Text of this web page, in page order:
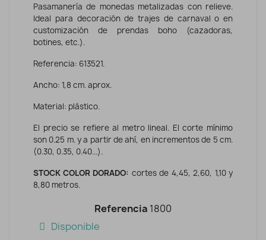
Pasamanería de monedas metalizadas con relieve.
Ideal para decoración de trajes de carnaval o en
customización de prendas boho (cazadoras,
botines, etc.).
Referencia: 613521.
Ancho: 1,8 cm. aprox.
Material: plástico.
El precio se refiere al metro lineal. El corte mínimo
son 0.25 m. y a partir de ahí, en incrementos de 5 cm.
(0.30, 0.35, 0.40...).
STOCK COLOR DORADO: cortes de 4,45, 2,60, 1,10 y
8,80 metros.
Referencia 1800
Disponible